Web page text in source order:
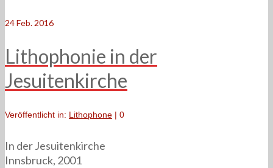
24Feb. 2016
Lithophonie in der
Jesuitenkirche
Veröffentlicht in: Lithophone | 0
In der Jesuitenkirche
Innsbruck, 2001